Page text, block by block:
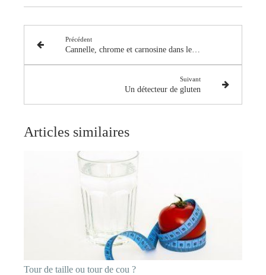
Précédent
Cannelle, chrome et carnosine dans le prédiabète
Suivant
Un détecteur de gluten
Articles similaires
Tour de taille ou tour de cou ?